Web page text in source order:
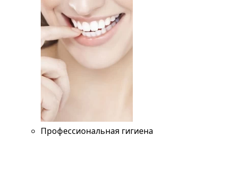
Профессиональная гигиена